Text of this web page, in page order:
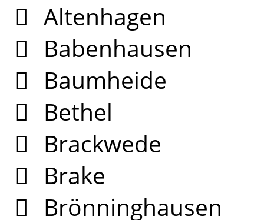
Altenhagen
Babenhausen
Baumheide
Bethel
Brackwede
Brake
Brönninghausen